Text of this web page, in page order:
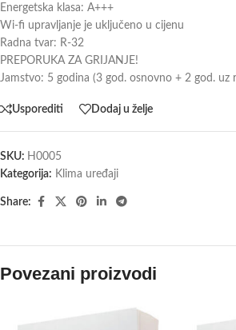
Energetska klasa: A+++
Wi-fi upravljanje je uključeno u cijenu
Radna tvar: R-32
PREPORUKA ZA GRIJANJE!
Jamstvo: 5 godina (3 god. osnovno + 2 god. uz
Usporediti Dodaj u želje
SKU: H0005
Kategorija: Klima uređaji
Share:
Povezani proizvodi